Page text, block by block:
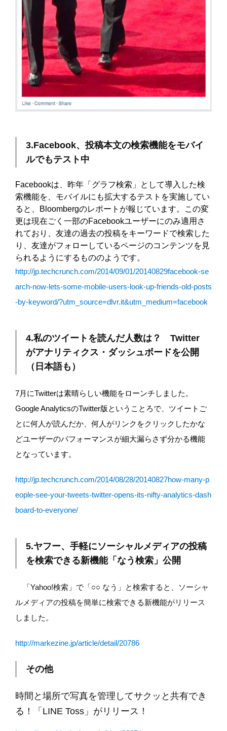
3.Facebook、投稿本文の検索機能をモバイ
ルでもテスト中
Facebookは、昨年「グラフ検索」として導入した検
索機能を、モバイルにも拡大するテストを実施してい
ると、Bloombergのレポートが報じています。この変
更は現在ごく一部のFacebookユーザーにのみ適用さ
れており、友達の過去の投稿をキーワードで検索した
り、友達がフォローしているページのコンテンツを見
られるようにするもののようです。
http://jp.techcrunch.com/2014/09/01/20140829facebook-se
arch-now-lets-some-mobile-users-look-up-friends-old-posts
-by-keyword/?utm_source=dlvr.it&utm_medium=facebook
4.私のツイートを読んだ人数は？ Twitter
がアナリティクス・ダッシュボードを公開
（日本語も）
7月にTwitterは素晴らしい機能をローンチしました。
Google AnalyticsのTwitter版ということろで、ツイートご
とに何人が読んだか、何人がリンクをクリックしたかな
どユーザーのパフォーマンスが細大漏らさず分かる機能
となっています。
http://jp.techcrunch.com/2014/08/28/20140827how-many-p
eople-see-your-tweets-twitter-opens-its-nifty-analytics-dash
board-to-everyone/
5.ヤフー、手軽にソーシャルメディアの投稿
を検索できる新機能「なう検索」公開
「Yahoo!検索」で「○○ なう」と検索すると、ソーシャ
ルメディアの投稿を簡単に検索できる新機能がリリース
しました。
http://markezine.jp/article/detail/20786
その他
時間と場所で写真を管理してサクッと共有でき
る！「LINE Toss」がリリース！